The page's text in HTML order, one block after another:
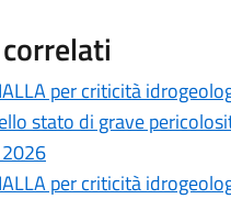
per criticità
stato di grave
per criticità